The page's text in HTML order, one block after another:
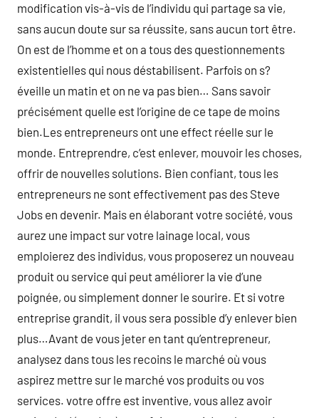
modification vis-à-vis de l’individu qui partage sa vie,
sans aucun doute sur sa réussite, sans aucun tort être.
On est de l’homme et on a tous des questionnements
existentielles qui nous déstabilisent. Parfois on s?
éveille un matin et on ne va pas bien… Sans savoir
précisément quelle est l’origine de ce tape de moins
bien.Les entrepreneurs ont une effect réelle sur le
monde. Entreprendre, c’est enlever, mouvoir les choses,
offrir de nouvelles solutions. Bien confiant, tous les
entrepreneurs ne sont effectivement pas des Steve
Jobs en devenir. Mais en élaborant votre société, vous
aurez une impact sur votre lainage local, vous
emploierez des individus, vous proposerez un nouveau
produit ou service qui peut améliorer la vie d’une
poignée, ou simplement donner le sourire. Et si votre
entreprise grandit, il vous sera possible d’y enlever bien
plus…Avant de vous jeter en tant qu’entrepreneur,
analysez dans tous les recoins le marché où vous
aspirez mettre sur le marché vos produits ou vos
services. votre offre est inventive, vous allez avoir